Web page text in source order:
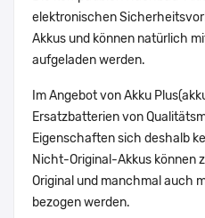
elektronischen
Akkus und können natürlich
aufgeladen werden.
Im Angebot von Akku
Ersatzbatterien von
Eigenschaften sich deshalb
Nicht-Original-Akkus können
Original und manchmal auch
bezogen werden.